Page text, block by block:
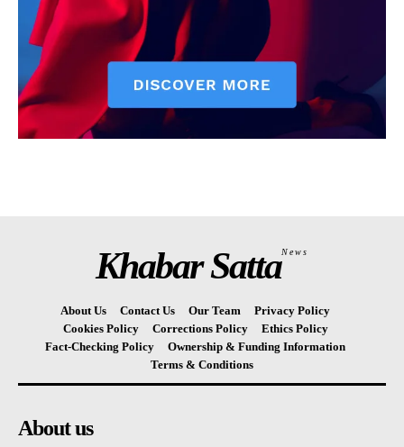
Khabar SattaNews
About Us Contact Us Our Team
Privacy Policy
Cookies Policy
Corrections Policy
Ethics Policy
Fact-Checking Policy
Ownership & Funding Information
Terms & Conditions
About us